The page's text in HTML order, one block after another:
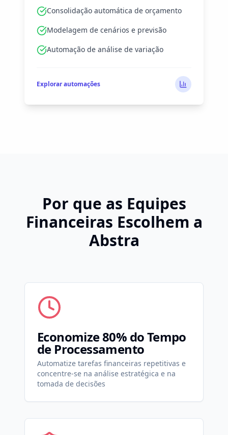
Consolidação automática de orçamento
Modelagem de cenários e previsão
Automação de análise de variação
Explorar automações
Por que as Equipes
Financeiras Escolhem a
Abstra
Economize 80% do Tempo
de Processamento
Automatize tarefas financeiras repetitivas e
concentre-se na análise estratégica e na
tomada de decisões